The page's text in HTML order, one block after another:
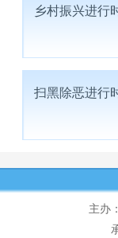
乡村振兴进行
扫黑除恶进行
主办